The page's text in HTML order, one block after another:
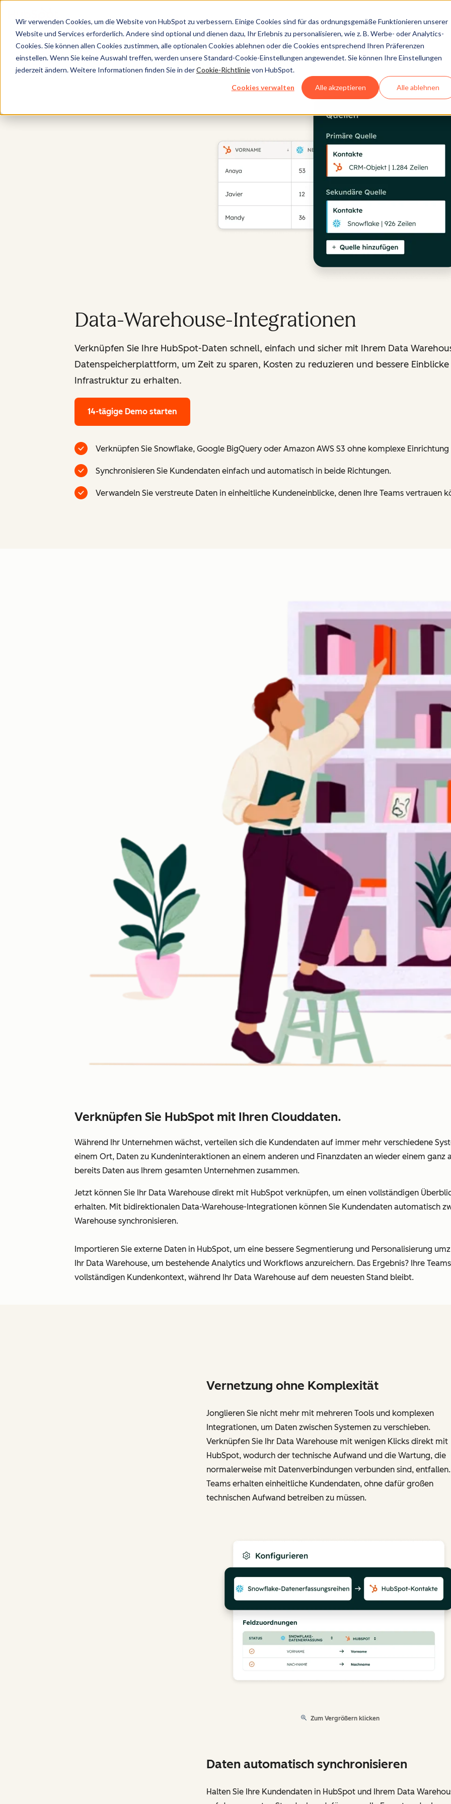
Wir verwenden Cookies, um die Website von HubSpot zu verbessern. Einige Cookies sind für das ordnungsgemäße Funktionieren unserer
Website und Services erforderlich. Andere sind optional und dienen dazu, Ihr Erlebnis zu personalisieren, wie z. B. Werbe- oder Analytics-
Cookies. Sie können allen Cookies zustimmen, alle optionalen Cookies ablehnen oder die Cookies entsprechend Ihren Präferenzen
einstellen. Wenn Sie keine Auswahl treffen, werden unsere Standard-Cookie-Einstellungen angewendet. Sie können Ihre Einstellungen
jederzeit ändern. Weitere Informationen finden Sie in derCookie-Richtlinievon HubSpot.
Cookies verwalten Alle akzeptieren Alle ablehnen
Data Hub
Data-Warehouse-Integrationen
Verknüpfen Sie Ihre HubSpot-Daten schnell, einfach und sicher mit Ihrem Data
Datenspeicherplattform, um Zeit zu sparen, Kosten zu reduzieren und bessere
Infrastruktur zu erhalten.
14-tägige Demo starten
Verknüpfen Sie Snowflake, Google BigQuery oder Amazon AWS S3 ohne komplexe
Synchronisieren Sie Kundendaten einfach und automatisch in beide Richtungen.
Verwandeln Sie verstreute Daten in einheitliche Kundeneinblicke, denen Ihre Teams vertrauen
Verknüpfen Sie HubSpot mit Ihren Clouddaten.
Während Ihr Unternehmen wächst, verteilen sich die Kundendaten auf immer mehr verschiedene
einem Ort, Daten zu Kundeninteraktionen an einem anderen und Finanzdaten an wieder einem ganz
bereits Daten aus Ihrem gesamten Unternehmen zusammen.
Jetzt können Sie Ihr Data Warehouse direkt mit HubSpot verknüpfen, um einen vollständigen
erhalten. Mit bidirektionalen Data-Warehouse-Integrationen können Sie Kundendaten automatisch
Warehouse synchronisieren.
Importieren Sie externe Daten in HubSpot, um eine bessere Segmentierung und Personalisierung
Ihr Data Warehouse, um bestehende Analytics und Workflows anzureichern. Das Ergebnis? Ihre
vollständigen Kundenkontext, während Ihr Data Warehouse auf dem neuesten Stand bleibt.
Vernetzung ohne Komplexität
Jonglieren Sie nicht mehr mit mehreren Tools und komplexen
Integrationen, um Daten zwischen Systemen zu verschieben.
Verknüpfen Sie Ihr Data Warehouse mit wenigen Klicks direkt mit
HubSpot, wodurch der technische Aufwand und die Wartung, die
normalerweise mit Datenverbindungen verbunden sind,
Teams erhalten einheitliche Kundendaten, ohne dafür großen
technischen Aufwand betreiben zu müssen.
Zum Vergrößern klicken
Daten automatisch synchronisieren
Halten Sie Ihre Kundendaten in HubSpot und Ihrem Data